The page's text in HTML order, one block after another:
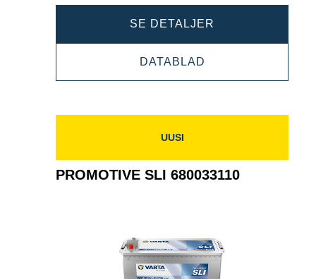
SE DETALJER
SLI
DATABLAD
SLI
UUSI
PROMOTIVE SLI 680033110